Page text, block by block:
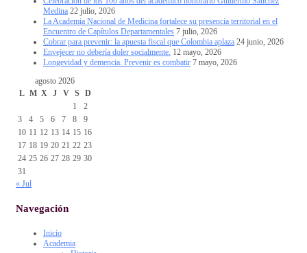
Medina 22 julio, 2026
La Academia Nacional de Medicina fortalece su presencia territorial en el
Encuentro de Capítulos Departamentales 7 julio, 2026
Cobrar para prevenir: la apuesta fiscal que Colombia aplaza 24 junio, 2026
Envejecer no debería doler socialmente. 12 mayo, 2026
Longevidad y demencia. Prevenir es combatir 7 mayo, 2026
agosto 2026
L M X J V S
D
1
2
3
4 5 6 7 8
9
10 11 12 13 14 15 16
17 18 19 20 21 22 23
24 25 26 27 28 29 30
31
« Jul
Navegación
Inicio
Academia